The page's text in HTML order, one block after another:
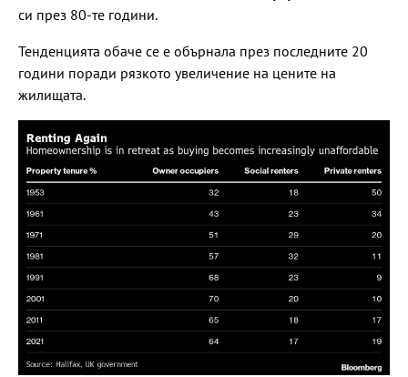
си през 80-те години.
Тенденцията обаче се е обърнала през последните 20
години поради рязкото увеличение на цените на
жилищата.